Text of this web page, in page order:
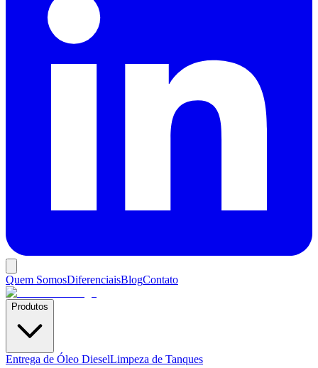
Quem SomosDiferenciaisBlogContato
Produtos
Entrega de Óleo DieselLimpeza de Tanques